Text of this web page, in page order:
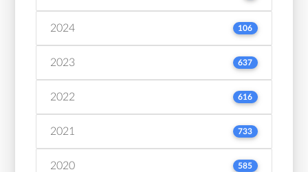
2024 106
2023 637
2022 616
2021 733
2020 585